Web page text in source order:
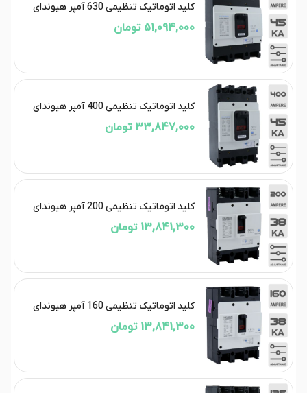
کلید اتوماتیک تنظیمی 630 آمپر هیوندای
51,094,000 تومان
کلید اتوماتیک تنظیمی 400 آمپر هیوندای
33,847,000 تومان
کلید اتوماتیک تنظیمی 200 آمپر هیوندای
13,841,300 تومان
کلید اتوماتیک تنظیمی 160 آمپر هیوندای
13,841,300 تومان